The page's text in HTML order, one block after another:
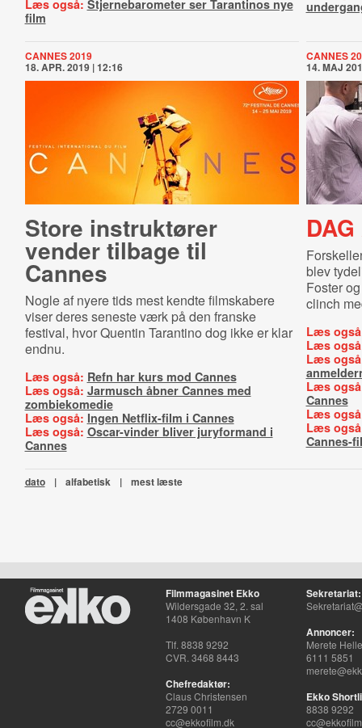
Læs også: Stjernebarometer ser Tarantinos nye
film
CANNES 2019
18. APR. 2019 | 12:16
Store instruktører
vender tilbage til
Cannes
Nogle af nyere tids mest kendte filmskabere
viser deres seneste værk på den franske
festival, hvor Quentin Tarantino dog ikke er klar
endnu.
Læs også: Refn har kurs mod Cannes
Læs også: Jarmusch åbner Cannes med
zombiekomedie
Læs også: Ingen Netflix-film i Cannes
Læs også: Oscar-vinder bliver juryformand i
Cannes
CANNES
14. MAJ
blev
Foster
clinch
Læs
Læs
Læs
Læs
Cannes
Læs
Læs
Cannes-
dato | alfabetisk | mest læste
Filmmagasinet Ekko
Wildersgade 32, 2. sal
1408 København K
Tlf. 8838 9292
CVR. 3468 8443
Chefredaktør:
Claus Christensen
2729 0011
cc@ekkofilm.dk
Sekretariat:
Annoncer:
Merete
6111 5851
Ekko
8838 9292